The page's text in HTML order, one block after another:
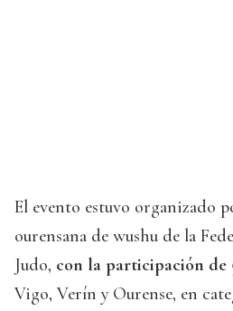
El evento estuvo organizado
ourensana de wushu de la
Judo, con la participación de
Vigo, Verín y Ourense, en